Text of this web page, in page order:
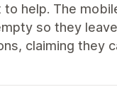
help. The
so they
claiming they